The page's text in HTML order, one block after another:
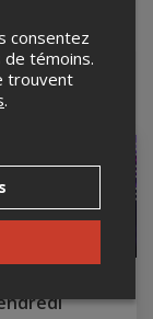
©OpenStreetMap
consentez
témoins.
trouvent
.